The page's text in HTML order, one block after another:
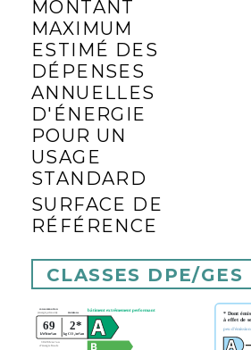
MONTANT
MAXIMUM
ESTIMÉ DES
DÉPENSES
ANNUELLES
D'ÉNERGIE
POUR UN
USAGE
STANDARD
SURFACE DE
RÉFÉRENCE
CLASSES DPE/GES